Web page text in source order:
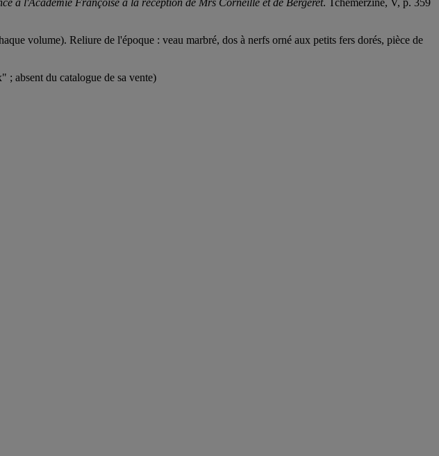
volume). Reliure de l'époque : veau marbré, dos à nerfs orné aux petits fers dorés, pièce de
absent du catalogue de sa vente)